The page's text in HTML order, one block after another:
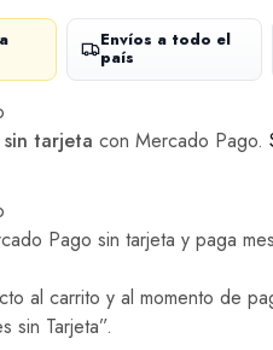
Envíos a todo el
país
sin tarjeta con Mercado Pago.
Pago sin tarjeta y paga
al carrito y al momento de
sin Tarjeta”.